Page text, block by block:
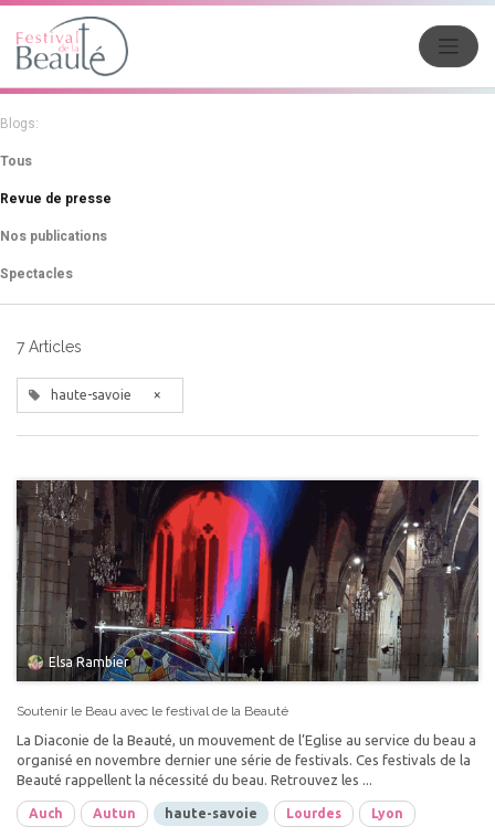
Blogs:
Tous
Revue de presse
Nos publications
Spectacles
7 Articles
haute-savoie ×
Elsa Rambier
Soutenir le Beau avec le festival de la Beauté
La Diaconie de la Beauté, un mouvement de l’Eglise au service du beau a
organisé en novembre dernier une série de festivals. Ces festivals de la
Beauté rappellent la nécessité du beau. Retrouvez les ...
Auch Autun haute-savoie Lourdes Lyon